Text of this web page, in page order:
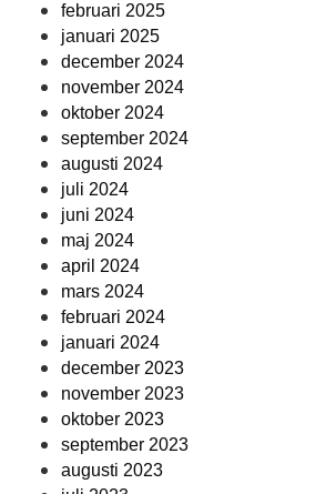
februari 2025
januari 2025
december 2024
november 2024
oktober 2024
september 2024
augusti 2024
juli 2024
juni 2024
maj 2024
april 2024
mars 2024
februari 2024
januari 2024
december 2023
november 2023
oktober 2023
september 2023
augusti 2023